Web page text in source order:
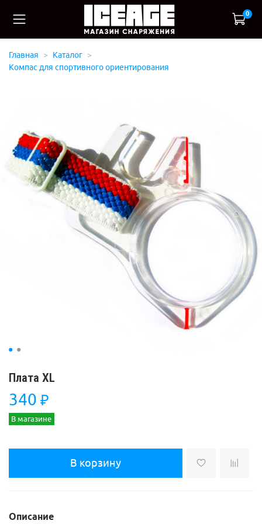
0
Главная
Каталог
Компас для спортивного ориентирования
Плата XL
340 ₽
В магазине
В корзину
Описание